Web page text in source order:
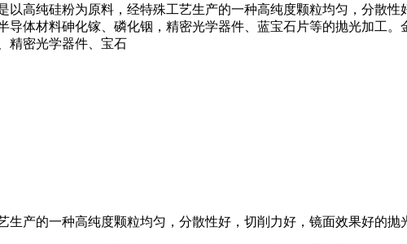
高纯硅粉为原料，经特殊工艺生产的一种高纯度颗粒均匀，分散
导体材料砷化镓、磷化铟，精密光学器件、蓝宝石片等的抛光加工
精密光学器件、宝石
生产的一种高纯度颗粒均匀，分散性好，切削力好，镜面效果好的